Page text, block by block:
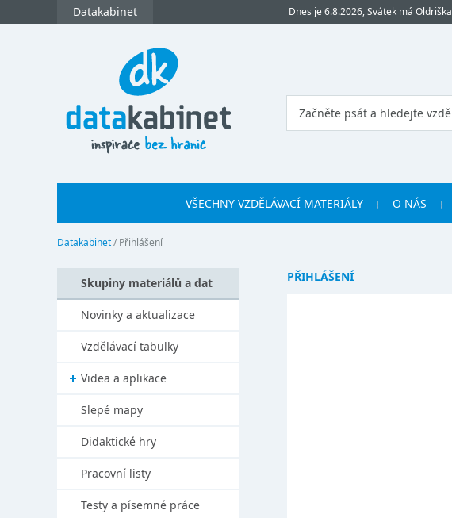
Datakabinet Dnes je 6.8.2026, Svátek má Oldriška
VŠECHNY VZDĚLÁVACÍ MATERIÁLY O NÁS
Datakabinet/ Přihlášení
PŘIHLÁŠENÍ
Skupiny materiálů a dat
Novinky a aktualizace
Vzdělávací tabulky
Videa a aplikace
Slepé mapy
Didaktické hry
Pracovní listy
Testy a písemné práce